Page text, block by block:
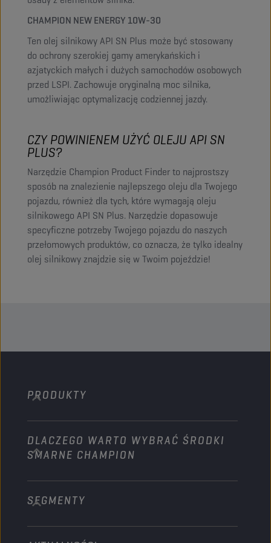
CHAMPION NEW ENERGY 10W-30
Ten olej silnikowy API SN Plus może być stosowany
do ochrony szerokiej gamy amerykańskich i
azjatyckich małych i dużych samochodów osobowych
przed LSPI. Zachowuje oryginalną moc silnika,
umożliwiając optymalizację codziennej jazdy.
CZY POWINIENEM UŻYĆ OLEJU API SN
PLUS?
Narzędzie Champion Product Finder to najprostszy
sposób na znalezienie najlepszego oleju dla Twojego
pojazdu, również dla tych, które wymagają oleju
silnikowego API SN Plus. Narzędzie dopasowuje
specyficzne potrzeby Twojego pojazdu do naszych
przełomowych produktów, co oznacza, że tylko idealny
olej silnikowy znajdzie się w Twoim pojeździe!
PRODUKTY
Samochody osobowe
Sprzęt ciężki
DLACZEGO WARTO WYBRAĆ ŚRODKI
SMARNE CHAMPION
O nas
Technology
SEGMENTY